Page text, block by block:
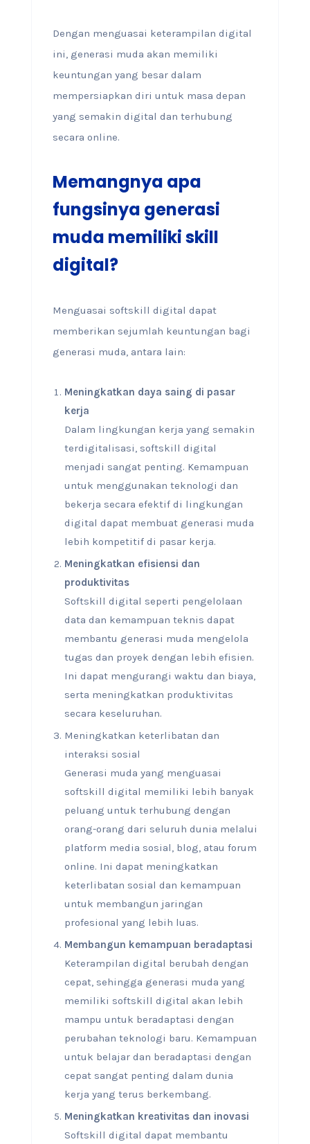
Dengan menguasai keterampilan digital
ini, generasi muda akan memiliki
keuntungan yang besar dalam
mempersiapkan diri untuk masa depan
yang semakin digital dan terhubung
secara online.
Memangnya apa
fungsinya generasi
muda memiliki skill
digital?
Menguasai softskill digital dapat
memberikan sejumlah keuntungan bagi
generasi muda, antara lain:
Meningkatkan daya saing di pasar
kerja
Dalam lingkungan kerja yang semakin
terdigitalisasi, softskill digital
menjadi sangat penting. Kemampuan
untuk menggunakan teknologi dan
bekerja secara efektif di lingkungan
digital dapat membuat generasi muda
lebih kompetitif di pasar kerja.
Meningkatkan efisiensi dan
produktivitas
Softskill digital seperti pengelolaan
data dan kemampuan teknis dapat
membantu generasi muda mengelola
tugas dan proyek dengan lebih efisien.
Ini dapat mengurangi waktu dan biaya,
serta meningkatkan produktivitas
secara keseluruhan.
Meningkatkan keterlibatan dan
interaksi sosial
Generasi muda yang menguasai
softskill digital memiliki lebih banyak
peluang untuk terhubung dengan
orang-orang dari seluruh dunia melalui
platform media sosial, blog, atau forum
online. Ini dapat meningkatkan
keterlibatan sosial dan kemampuan
untuk membangun jaringan
profesional yang lebih luas.
Membangun kemampuan beradaptasi
Keterampilan digital berubah dengan
cepat, sehingga generasi muda yang
memiliki softskill digital akan lebih
mampu untuk beradaptasi dengan
perubahan teknologi baru. Kemampuan
untuk belajar dan beradaptasi dengan
cepat sangat penting dalam dunia
kerja yang terus berkembang.
Meningkatkan kreativitas dan inovasi
Softskill digital dapat membantu